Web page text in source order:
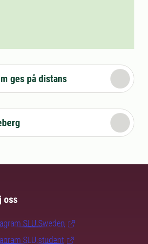
ges på distans
oss
SLU.Sweden
SLU.student